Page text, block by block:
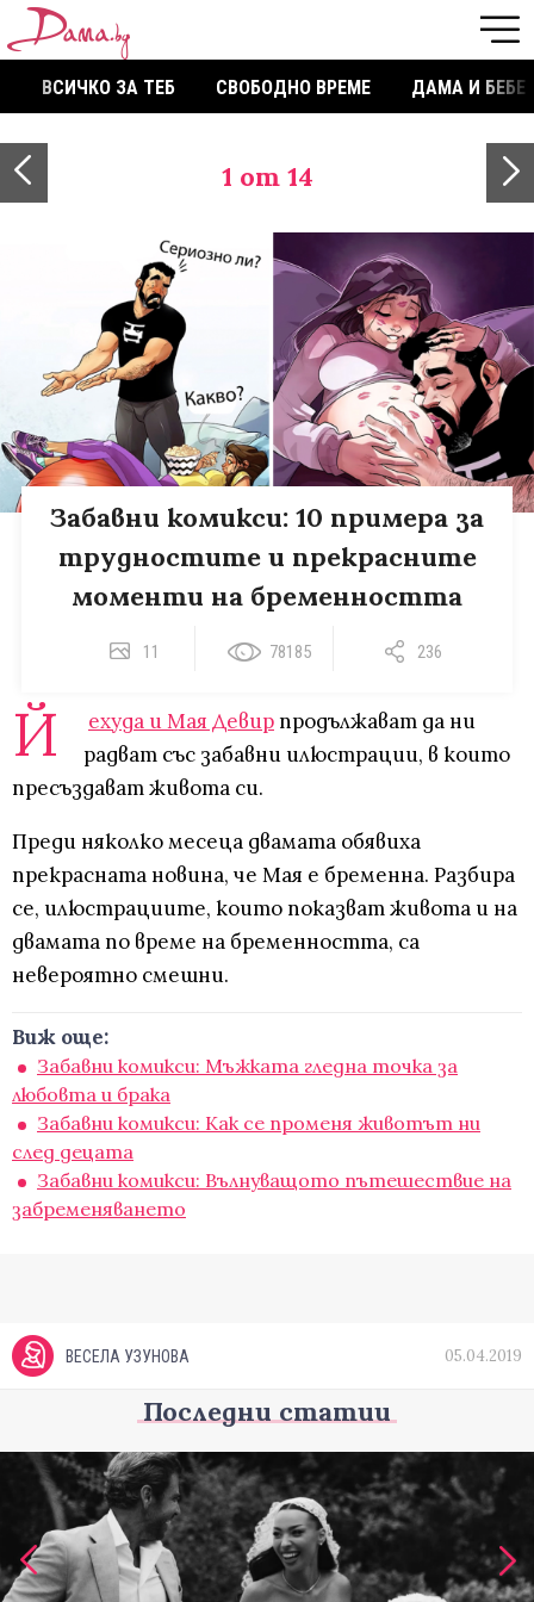
ВСИЧКО ЗА ТЕБ СВОБОДНО ВРЕМЕ ДАМА И БЕБЕ
1 от 14
Забавни комикси: 10 примера за
трудностите и прекрасните
моменти на бременността
11 78185 236
Й ехуда и Мая Девирпродължават да ни
радват със забавни илюстрации, в които
пресъздават живота си.
Преди няколко месеца двамата обявиха
прекрасната новина, че Мая е бременна. Разбира
се, илюстрациите, които показват живота и на
двамата по време на бременността, са
невероятно смешни.
Виж още:
Забавни комикси: Мъжката гледна точка за
любовта и брака
Забавни комикси: Как се променя животът ни
след децата
Забавни комикси: Вълнуващото пътешествие на
забременяването
ВЕСЕЛА УЗУНОВА 05.04.2019
Последни статии